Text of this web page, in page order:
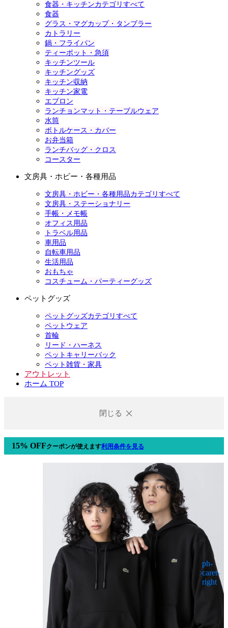
食器・キッチンカテゴリすべて
食器
グラス・マグカップ・タンブラー
カトラリー
鍋・フライパン
ティーポット・急須
キッチンツール
キッチングッズ
キッチン収納
キッチン家電
エプロン
ランチョンマット・テーブルウェア
水筒
ボトルケース・カバー
お弁当箱
ランチバッグ・クロス
コースター
文房具・ホビー・各種用品
文房具・ホビー・各種用品カテゴリすべて
文房具・ステーショナリー
手帳・メモ帳
オフィス用品
トラベル用品
車用品
自転車用品
生活用品
おもちゃ
コスチューム・パーティーグッズ
ペットグッズ
ペットグッズカテゴリすべて
ペットウェア
首輪
リード・ハーネス
ペットキャリーバック
ペット雑貨・家具
アウトレット
ホーム TOP
閉じる
15% OFFクーポンが使えます利用条件を見る